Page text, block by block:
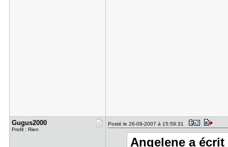
Gugus2000
Profil : Rien
Posté le 26-09-2007 à 15:59:31
Angelene a écrit